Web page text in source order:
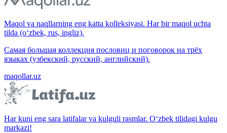
Maqol va naqllarning eng katta kolleksiyasi. Har bir maqol uchta
tilda (o‘zbek, rus, ingliz).
Самая большая коллекция пословиц и поговорок на трёх
языках (узбекский, русский, английский).
maqollar.uz
Har kuni eng sara latifalar va kulguli rasmlar. O‘zbek tilidagi kulgu
markazi!